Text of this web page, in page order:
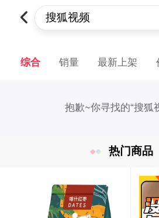
综合 销量 最新上架
抱歉~你寻找的“搜狐
热门商品